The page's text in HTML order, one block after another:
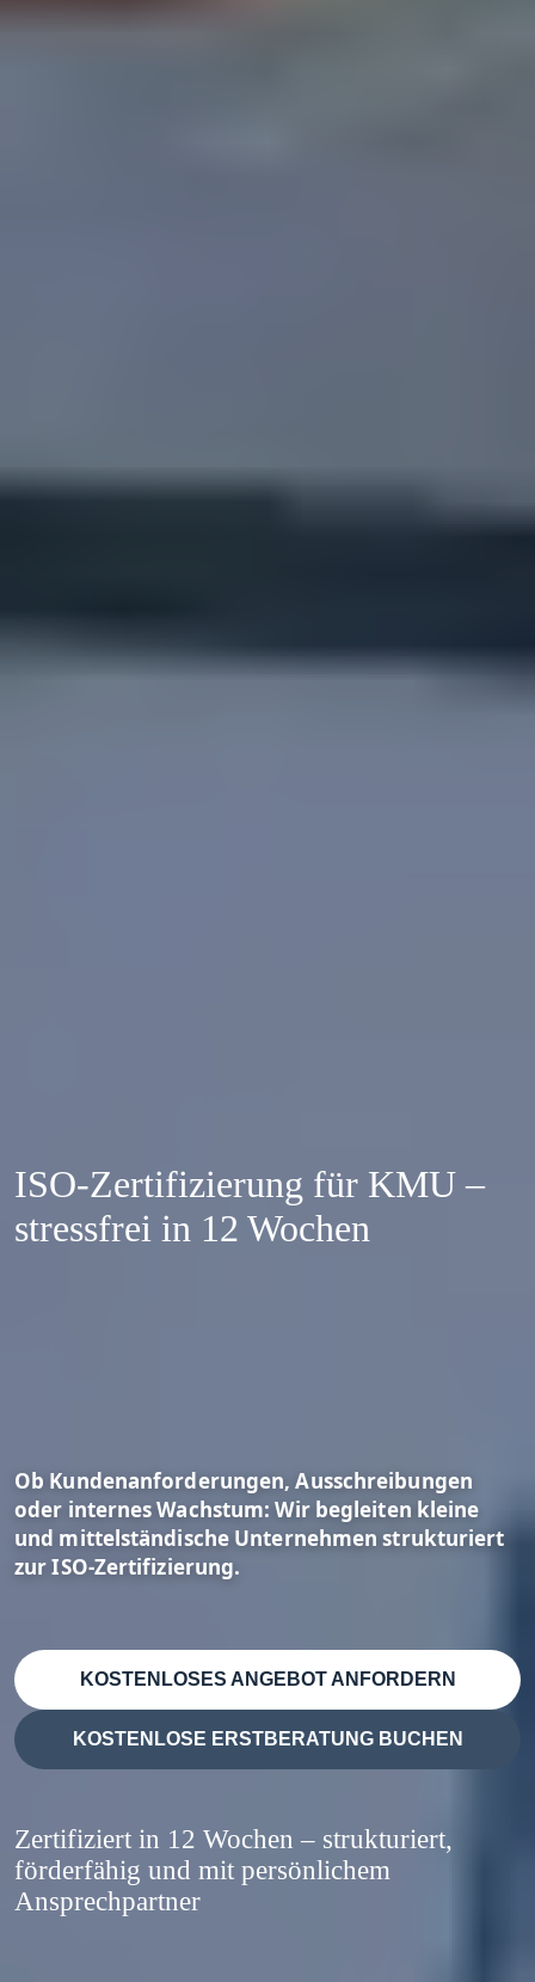
ISO-Zertifizierung für KMU –
stressfrei in 12 Wochen
Ob Kundenanforderungen, Ausschreibungen
oder internes Wachstum: Wir begleiten kleine
und mittelständische Unternehmen strukturiert
zur ISO-Zertifizierung.
KOSTENLOSES ANGEBOT ANFORDERN
KOSTENLOSE ERSTBERATUNG BUCHEN
Zertifiziert in 12 Wochen – strukturiert,
förderfähig und mit persönlichem
Ansprechpartner